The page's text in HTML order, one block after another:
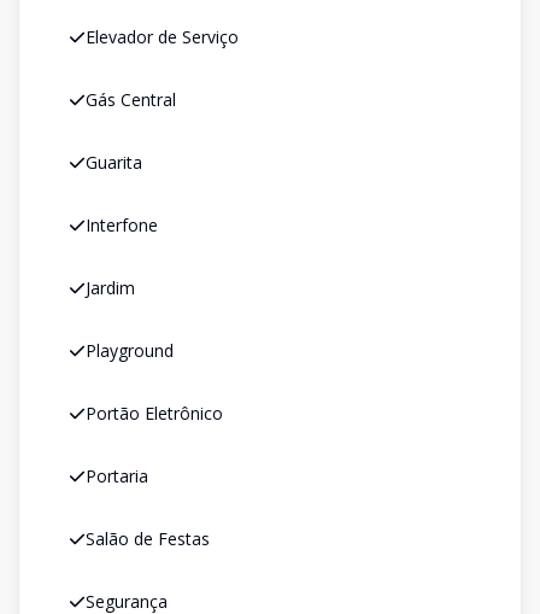
Elevador de Serviço
Gás Central
Guarita
Interfone
Jardim
Playground
Portão Eletrônico
Portaria
Salão de Festas
Segurança